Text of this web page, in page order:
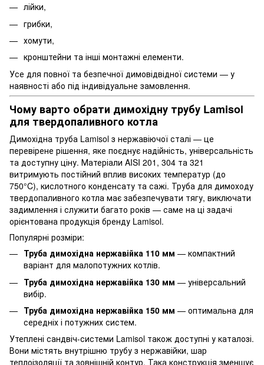
лійки,
грибки,
хомути,
кронштейни та інші монтажні елементи.
Усе для повної та безпечної димовідвідної системи — у
наявності або під індивідуальне замовлення.
Чому варто обрати димохідну трубу Lamisol
для твердопаливного котла
Димохідна труба Lamisol з нержавіючої сталі — це
перевірене рішення, яке поєднує надійність, універсальність
та доступну ціну. Матеріали AISI 201, 304 та 321
витримують постійний вплив високих температур (до
750°C), кислотного конденсату та сажі. Труба для димоходу
твердопаливного котла має забезпечувати тягу, виключати
задимлення і служити багато років — саме на ці задачі
орієнтована продукція бренду Lamisol.
Популярні розміри:
Труба димохідна нержавійка 110 мм — компактний
варіант для малопотужних котлів.
Труба димохідна нержавійка 130 мм — універсальний
вибір.
Труба димохідна нержавійка 150 мм — оптимальна для
середніх і потужних систем.
Утеплені сандвіч-системи Lamisol також доступні у каталозі.
Вони містять внутрішню трубу з нержавійки, шар
теплоізоляції та зовнішній контур. Така конструкція зменшує